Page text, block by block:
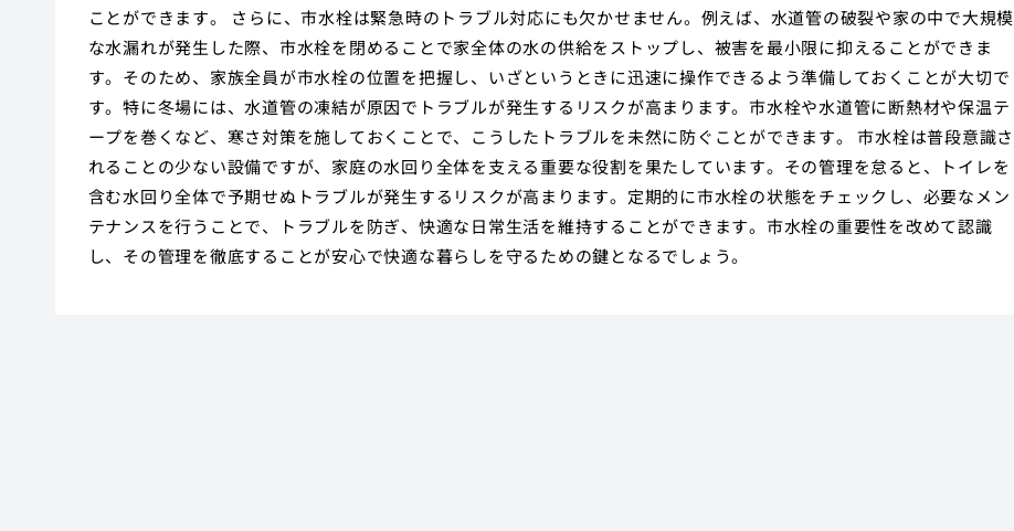
ことができます。 さらに、市水栓は緊急時のトラブル対応にも欠かせません。例えば、水道管の破裂や家の中で大規模
な水漏れが発生した際、市水栓を閉めることで家全体の水の供給をストップし、被害を最小限に抑えることができま
す。そのため、家族全員が市水栓の位置を把握し、いざというときに迅速に操作できるよう準備しておくことが大切で
す。特に冬場には、水道管の凍結が原因でトラブルが発生するリスクが高まります。市水栓や水道管に断熱材や保温テ
ープを巻くなど、寒さ対策を施しておくことで、こうしたトラブルを未然に防ぐことができます。 市水栓は普段意識さ
れることの少ない設備ですが、家庭の水回り全体を支える重要な役割を果たしています。その管理を怠ると、トイレを
含む水回り全体で予期せぬトラブルが発生するリスクが高まります。定期的に市水栓の状態をチェックし、必要なメン
テナンスを行うことで、トラブルを防ぎ、快適な日常生活を維持することができます。市水栓の重要性を改めて認識
し、その管理を徹底することが安心で快適な暮らしを守るための鍵となるでしょう。